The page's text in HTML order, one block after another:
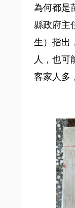
為何都是
縣政府主
生）指出
人，也可
客家人多